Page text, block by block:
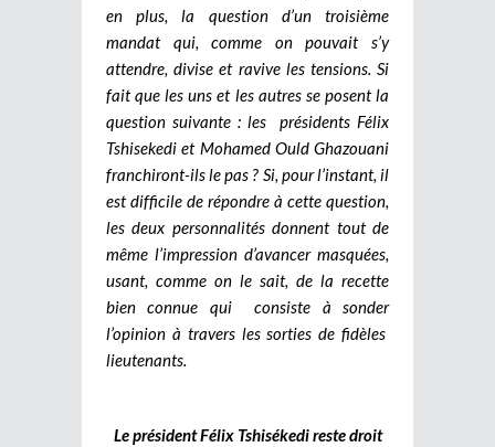
en plus, la question d’un troisième
mandat qui, comme on pouvait s’y
attendre, divise et ravive les tensions. Si
fait que les uns et les autres se posent la
question suivante : les présidents Félix
Tshisekedi et Mohamed Ould Ghazouani
franchiront-ils le pas ? Si, pour l’instant, il
est difficile de répondre à cette question,
les deux personnalités donnent tout de
même l’impression d’avancer masquées,
usant, comme on le sait, de la recette
bien connue qui consiste à sonder
l’opinion à travers les sorties de fidèles
lieutenants.
Le président Félix Tshisékedi reste droit